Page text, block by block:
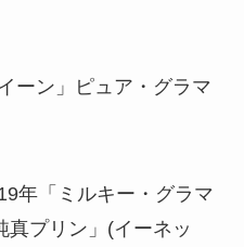
ーン」ピュア・グラマ
年「ミルキー・グラマ
真プリン」(イーネッ